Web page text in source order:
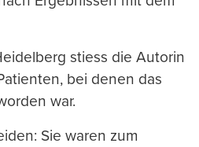
stiess die Autorin
bei denen das
war.
Sie waren zum